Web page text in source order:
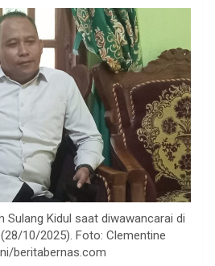
Sulang Kidul saat diwawancarai di
10/2025). Foto: Clementine
beritabernas.com